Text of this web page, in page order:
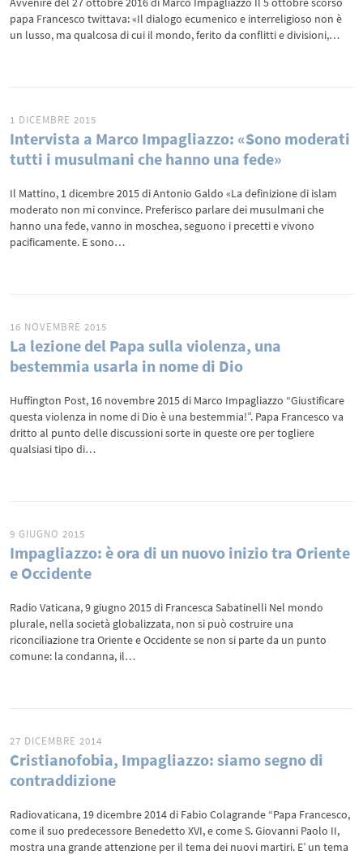
papa Francesco twittava: «Il dialogo ecumenico e interreligioso non è
un lusso, ma qualcosa di cui il mondo, ferito da conflitti e divisioni,…
1 DICEMBRE 2015
Intervista a Marco Impagliazzo: «Sono moderati
tutti i musulmani che hanno una fede»
Il Mattino, 1 dicembre 2015 di Antonio Galdo «La definizione di islam
moderato non mi convince. Preferisco parlare dei musulmani che
hanno una fede, vanno in moschea, seguono i precetti e vivono
pacificamente. E sono…
16 NOVEMBRE 2015
La lezione del Papa sulla violenza, una
bestemmia usarla in nome di Dio
Huffington Post, 16 novembre 2015 di Marco Impagliazzo “Giustificare
questa violenza in nome di Dio è una bestemmia!”. Papa Francesco va
dritto al punto delle discussioni sorte in queste ore per togliere
qualsiasi tipo di…
9 GIUGNO 2015
Impagliazzo: è ora di un nuovo inizio tra Oriente
e Occidente
Radio Vaticana, 9 giugno 2015 di Francesca Sabatinelli Nel mondo
plurale, nella società globalizzata, non si può costruire una
riconciliazione tra Oriente e Occidente se non si parte da un punto
comune: la condanna, il…
27 DICEMBRE 2014
Cristianofobia, Impagliazzo: siamo segno di
contraddizione
Radiovaticana, 19 dicembre 2014 di Fabio Colagrande “Papa Francesco,
come il suo predecessore Benedetto XVI, e come S. Giovanni Paolo II,
mostra una grande attenzione per il tema dei nuovi martiri. E’ un tema